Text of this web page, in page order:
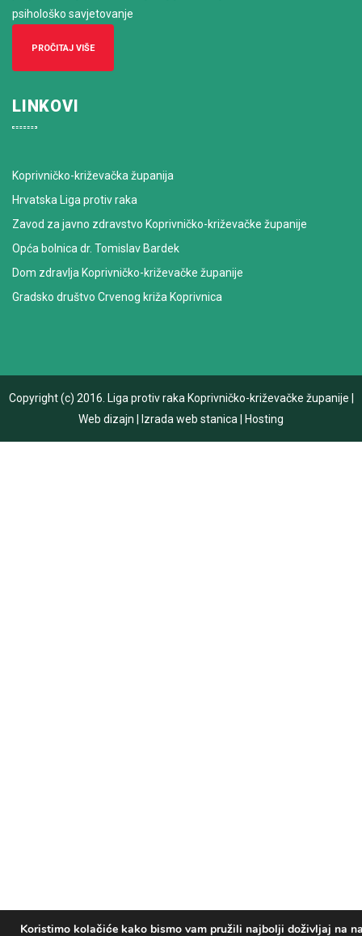
Koristimo kolačiće kako bismo vam pružili najbolji doživljaj na
psihološko savjetovanje
PROČITAJ VIŠE
LINKOVI
Koprivničko-križevačka županija
Hrvatska Liga protiv raka
Zavod za javno zdravstvo Koprivničko-križevačke županije
Opća bolnica dr. Tomislav Bardek
Dom zdravlja Koprivničko-križevačke županije
Gradsko društvo Crvenog križa Koprivnica
Copyright (c) 2016. Liga protiv raka Koprivničko-križevačke županije
Web dizajn
Izrada web stanica Hosting